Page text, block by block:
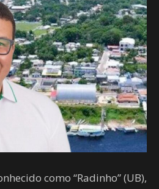
como “Radinho” (UB),